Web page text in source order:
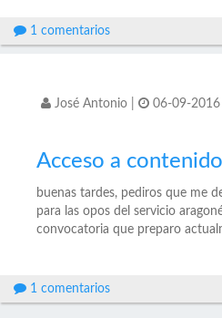
1 comentarios
José Antonio 06-09-2016
Acceso a
buenas tardes, pediros que me
para las opos del servicio
convocatoria que preparo
1 comentarios